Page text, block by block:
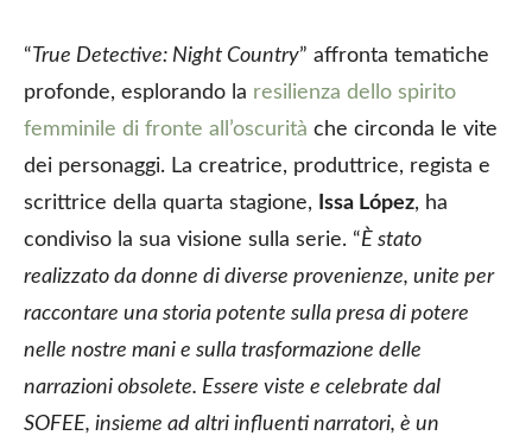
“True Detective: Night Country” affronta tematiche
profonde, esplorando la resilienza dello spirito
femminile di fronte all’oscurità che circonda le vite
dei personaggi. La creatrice, produttrice, regista e
scrittrice della quarta stagione,
Issa López, ha
condiviso la sua visione sulla serie. “È stato
realizzato da donne di diverse provenienze, unite per
raccontare una storia potente sulla presa di potere
nelle nostre mani e sulla trasformazione delle
narrazioni obsolete. Essere viste e celebrate dal
SOFEE, insieme ad altri influenti narratori, è un